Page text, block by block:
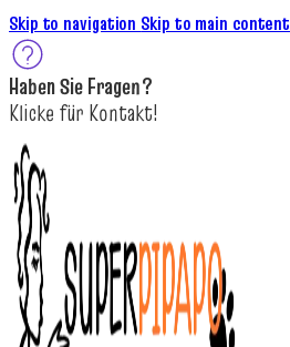
Skip to navigation Skip to main content
Haben SieFragen?
Klicke für Kontakt!